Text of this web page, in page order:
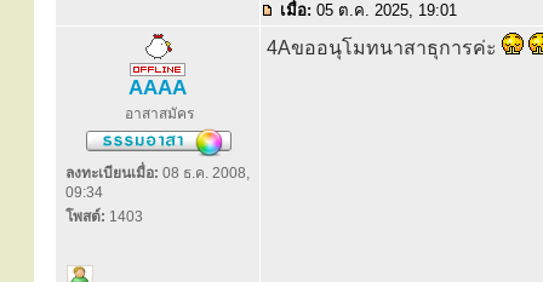
เมื่อ: 05 ต.ค. 2025, 19:01
AAAA
อาสาสมัคร
ลงทะเบียนเมื่อ: 08 ธ.ค. 2008,
09:34
โพสต์: 1403
4Aขออนุโมทนาสาธุการค่ะ